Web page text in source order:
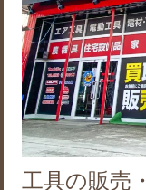
工具の販売